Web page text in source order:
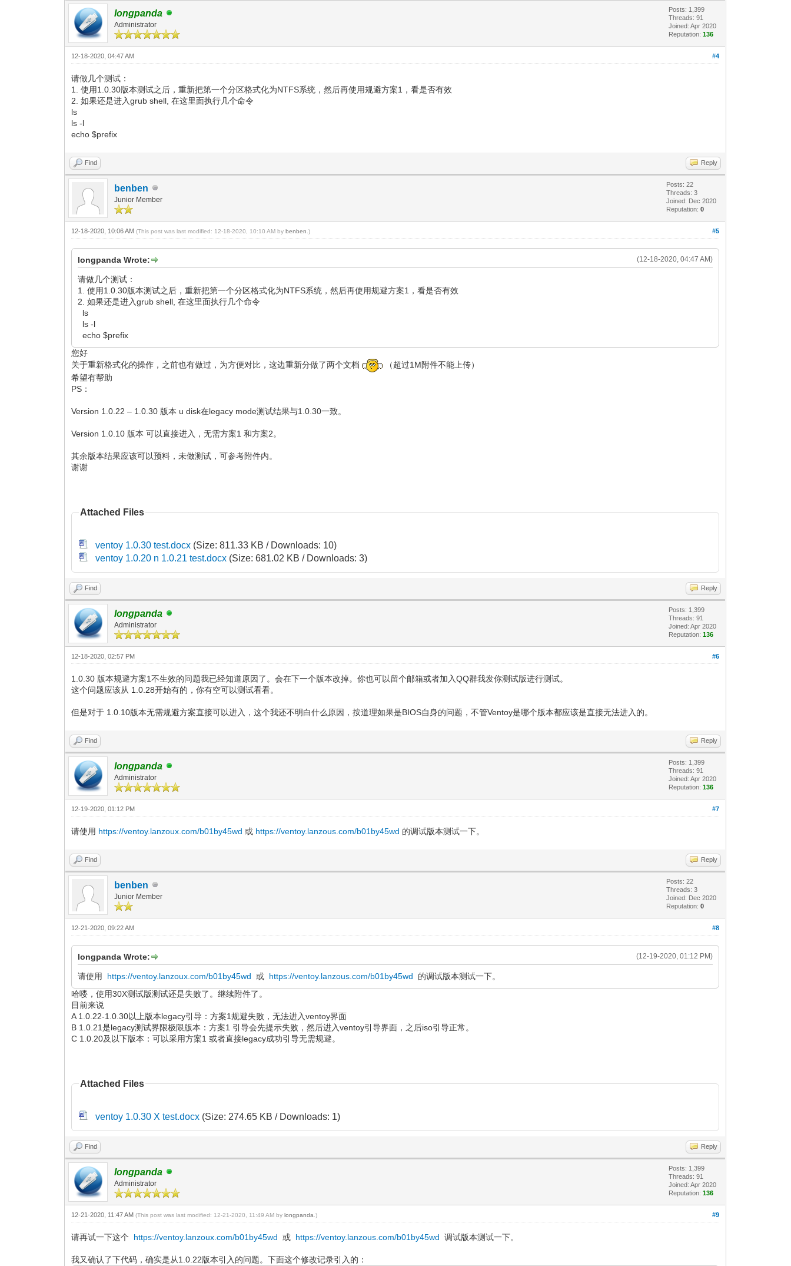
longpanda
Administrator
Posts: 1,399
Threads: 91
Joined: Apr 2020
Reputation:136
#4
12-18-2020, 04:47 AM
请做几个测试：
1. 使用1.0.30版本测试之后，重新把第一个分区格式化为NTFS系统，然后再使用规避方案1，看是否有效
2. 如果还是进入grub shell, 在这里面执行几个命令
ls
ls -l
echo $prefix
Find Reply
benben
Junior Member
Posts: 22
Threads: 3
Joined: Dec 2020
Reputation:0
#5
12-18-2020, 10:06 AM(This post was last modified: 12-18-2020, 10:10 AM bybenben .)
(12-18-2020, 04:47 AM)
longpanda Wrote:
请做几个测试：
1. 使用1.0.30版本测试之后，重新把第一个分区格式化为NTFS系统，然后再使用规避方案1，看是否有效
2. 如果还是进入grub shell, 在这里面执行几个命令
ls
ls -l
echo $prefix
您好
关于重新格式化的操作，之前也有做过，为方便对比，这边重新分做了两个文档
（超过1M附件不能上传）
希望有帮助
PS：
Version 1.0.22 – 1.0.30 版本 u disk在legacy mode测试结果与1.0.30一致。
Version 1.0.10 版本 可以直接进入，无需方案1 和方案2。
其余版本结果应该可以预料，未做测试，可参考附件内。
谢谢
Attached Files
ventoy 1.0.30 test.docx (Size: 811.33 KB / Downloads: 10)
ventoy 1.0.20 n 1.0.21 test.docx (Size: 681.02 KB / Downloads: 3)
Find Reply
longpanda
Administrator
Posts: 1,399
Threads: 91
Joined: Apr 2020
Reputation:136
#6
12-18-2020, 02:57 PM
1.0.30 版本规避方案1不生效的问题我已经知道原因了。会在下一个版本改掉。你也可以留个邮箱或者加入QQ群我发你测试版进行测试。
这个问题应该从 1.0.28开始有的，你有空可以测试看看。
但是对于 1.0.10版本无需规避方案直接可以进入，这个我还不明白什么原因，按道理如果是BIOS自身的问题，不管Ventoy是哪个版本都应该是直接无法进入的。
Find Reply
longpanda
Administrator
Posts: 1,399
Threads: 91
Joined: Apr 2020
Reputation:136
#7
12-19-2020, 01:12 PM
请使用 https://ventoy.lanzoux.com/b01by45wd 或 https://ventoy.lanzous.com/b01by45wd 的调试版本测试一下。
Find Reply
benben
Junior Member
Posts: 22
Threads: 3
Joined: Dec 2020
Reputation:0
#8
12-21-2020, 09:22 AM
(12-19-2020, 01:12 PM)
longpanda Wrote:
请使用 https://ventoy.lanzoux.com/b01by45wd 或 https://ventoy.lanzous.com/b01by45wd 的调试版本测试一下。
哈喽，使用30X测试版测试还是失败了。继续附件了。
目前来说
A 1.0.22-1.0.30以上版本legacy引导：方案1规避失败，无法进入ventoy界面
B 1.0.21是legacy测试界限极限版本：方案1 引导会先提示失败，然后进入ventoy引导界面，之后iso引导正常。
C 1.0.20及以下版本：可以采用方案1 或者直接legacy成功引导无需规避。
Attached Files
ventoy 1.0.30 X test.docx (Size: 274.65 KB / Downloads: 1)
Find Reply
longpanda
Administrator
Posts: 1,399
Threads: 91
Joined: Apr 2020
Reputation:136
#9
12-21-2020, 11:47 AM(This post was last modified: 12-21-2020, 11:49 AM bylongpanda .)
请再试一下这个 https://ventoy.lanzoux.com/b01by45wd 或 https://ventoy.lanzous.com/b01by45wd 调试版本测试一下。
我又确认了下代码，确实是从1.0.22版本引入的问题。下面这个修改记录引入的：